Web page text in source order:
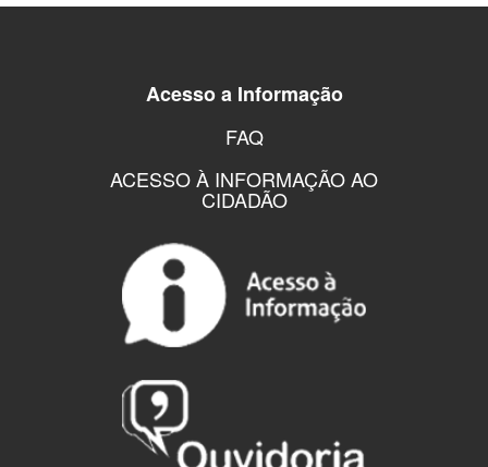
Acesso a Informação
FAQ
ACESSO À INFORMAÇÃO AO
CIDADÃO